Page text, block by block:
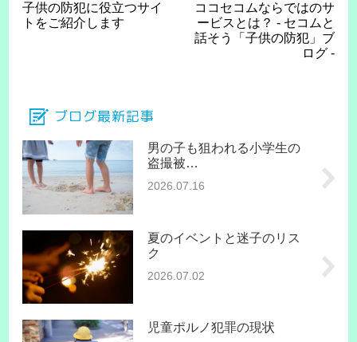
子供の防犯に役立つサイ
トをご紹介します
ココセコムならではのサ
ービスとは？ - セコムと
話そう「子供の防犯」ブ
ログ -
ブログ最新記事
男の子も狙われる小学生の
盗撮被…
2026.07.16
夏のイベントと迷子のリス
ク
2026.07.02
児童ポルノ犯罪の現状